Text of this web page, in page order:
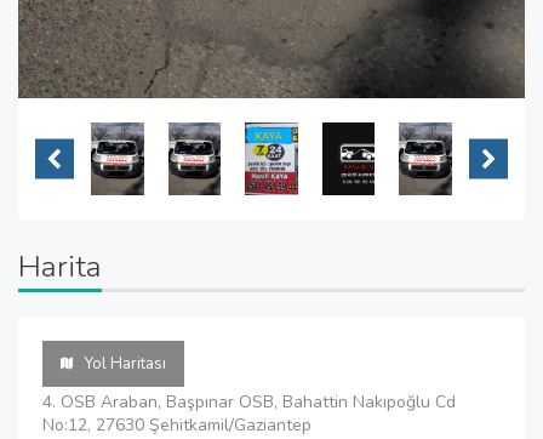
Harita
Yol Haritası
4. OSB Araban, Başpınar OSB, Bahattin Nakıpoğlu Cd
No:12, 27630 Şehitkamil/Gaziantep